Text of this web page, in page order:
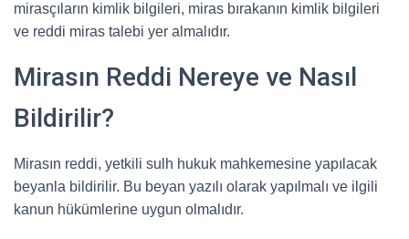
mirasçıların kimlik bilgileri, miras bırakanın kimlik bilgileri
ve reddi miras talebi yer almalıdır.
Mirasın Reddi Nereye ve Nasıl
Bildirilir?
Mirasın reddi, yetkili sulh hukuk mahkemesine yapılacak
beyanla bildirilir. Bu beyan yazılı olarak yapılmalı ve ilgili
kanun hükümlerine uygun olmalıdır.